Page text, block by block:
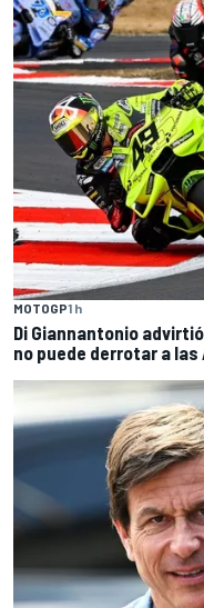
MOTOGP1 h
Di Giannantonio
no puede derrotar a las